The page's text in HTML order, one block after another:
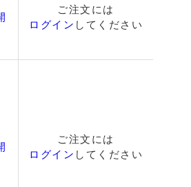
ご注文には
ログイン してください
ご注文には
ログイン してください